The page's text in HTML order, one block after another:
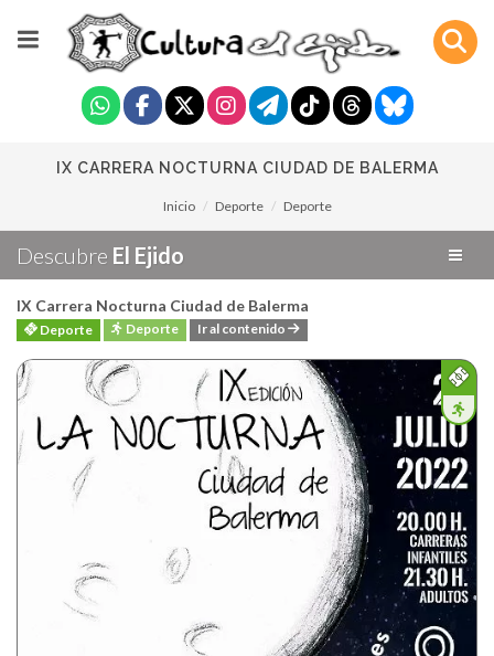
IX CARRERA NOCTURNA CIUDAD DE BALERMA
Inicio Deporte Deporte
Descubre El Ejido
IX Carrera Nocturna Ciudad de Balerma
Deporte Deporte Ir al contenido